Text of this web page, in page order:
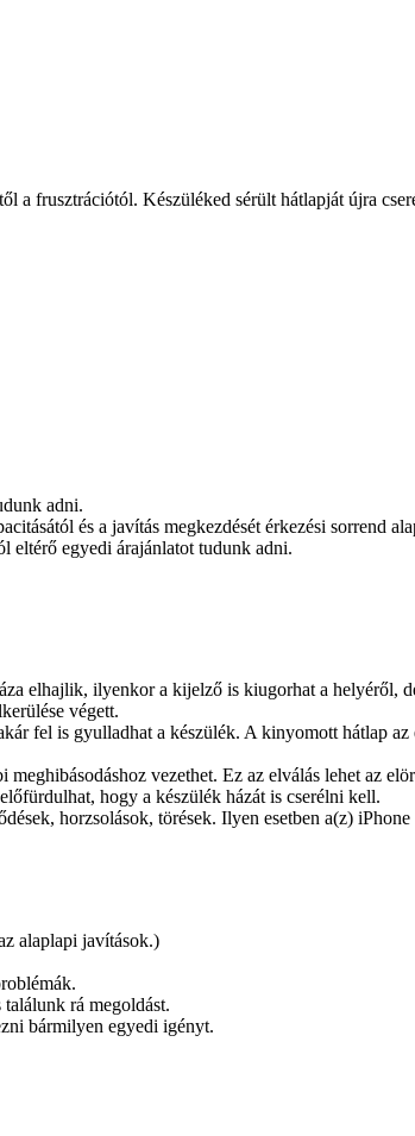
a frusztrációtól. Készüléked sérült hátlapját újra
adni.
és a javítás megkezdését érkezési sorrend
eltérő egyedi árajánlatot tudunk adni.
elhajlik, ilyenkor a kijelző is kiugorhat a helyéről,
végett.
fel is gyulladhat a készülék. A kinyomott hátlap az
vezethet. Ez az elválás lehet az
hogy a készülék házát is cserélni kell.
horzsolások, törések. Ilyen esetben a(z) iPhone
alaplapi javítások.)
rá megoldást.
bármilyen egyedi igényt.